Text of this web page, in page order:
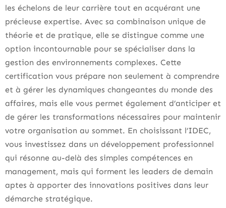
les échelons de leur carrière tout en acquérant une
précieuse expertise. Avec sa combinaison unique de
théorie et de pratique, elle se distingue comme une
option incontournable pour se spécialiser dans la
gestion des environnements complexes. Cette
certification vous prépare non seulement à comprendre
et à gérer les dynamiques changeantes du monde des
affaires, mais elle vous permet également d’anticiper et
de gérer les transformations nécessaires pour maintenir
votre organisation au sommet. En choisissant l’IDEC,
vous investissez dans un développement professionnel
qui résonne au-delà des simples compétences en
management, mais qui forment les leaders de demain
aptes à apporter des innovations positives dans leur
démarche stratégique.